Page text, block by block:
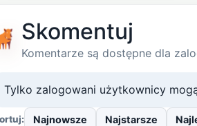
Skomentuj
Komentarze są dostępne dla
Tylko zalogowani użytkownicy
Najnowsze Najstarsze